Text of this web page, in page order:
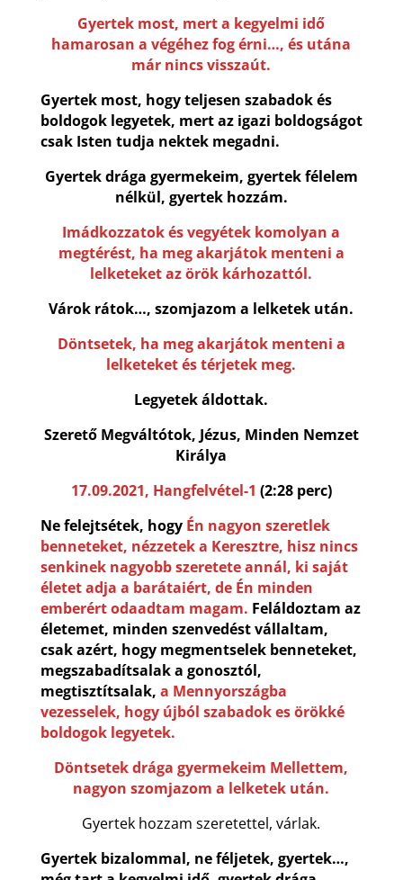
Gyertek most, mert a kegyelmi idő
hamarosan a végéhez fog érni…, és utána
már nincs visszaút.
Gyertek most, hogy teljesen szabadok és
boldogok legyetek, mert az igazi boldogságot
csak Isten tudja nektek megadni.
Gyertek drága gyermekeim, gyertek félelem
nélkül, gyertek hozzám.
Imádkozzatok és vegyétek komolyan a
megtérést, ha meg akarjátok menteni a
lelketeket az örök kárhozattól.
Várok rátok…, szomjazom a lelketek után.
Döntsetek, ha meg akarjátok menteni a
lelketeket és térjetek meg.
Legyetek áldottak.
Szerető Megváltótok, Jézus, Minden Nemzet
Királya
17.09.2021, Hangfelvétel-1 (2:28 perc)
Ne felejtsétek, hogy Én nagyon szeretlek
benneteket, nézzetek a Keresztre, hisz nincs
senkinek nagyobb szeretete annál, ki saját
életet adja a barátaiért, de Én minden
emberért odaadtam magam. Feláldoztam az
életemet, minden szenvedést vállaltam,
csak azért, hogy megmentselek benneteket,
megszabadítsalak a gonosztól,
megtisztítsalak, a Mennyországba
vezesselek, hogy újból szabadok es örökké
boldogok legyetek.
Döntsetek drága gyermekeim Mellettem,
nagyon szomjazom a lelketek után.
Gyertek hozzam szeretettel, várlak.
Gyertek bizalommal, ne féljetek, gyertek…,